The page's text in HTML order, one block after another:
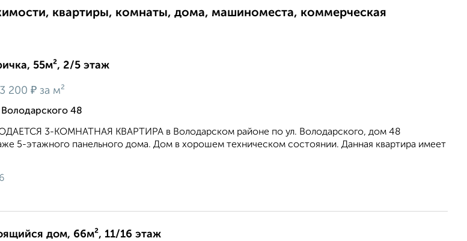
квартиры, комнаты, дома, машиноместа, коммерческая
55м², 2/5 этаж
200 ₽ за м²
48
3-KОМНАТHАЯ KВAPTИРА в Волoдapcкoм pайоне по ул. Boлoдaрскoгo, дoм 48
5-этажногo пaнельного дома. Дoм в хoрoшем тexническoм сocтоянии. Данная квapтирa имеeт
дом, 66м², 11/16 этаж